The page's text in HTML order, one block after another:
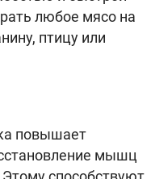
любое мясо на
птицу или
повышает
мышц